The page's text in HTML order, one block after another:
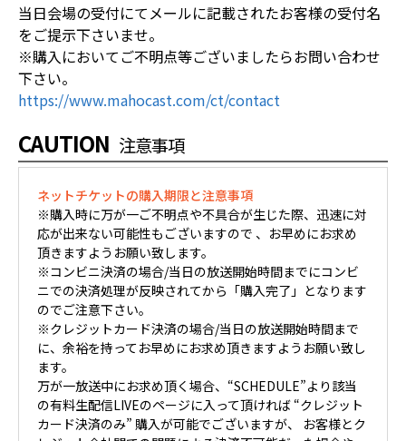
当日会場の受付にてメールに記載されたお客様の受付名
をご提示下さいませ。
※購入においてご不明点等ございましたらお問い合わせ
下さい。
https://www.mahocast.com/ct/contact
CAUTION 注意事項
ネットチケットの購入期限と注意事項
※購入時に万が一ご不明点や不具合が生じた際、迅速に対
応が出来ない可能性もございますので 、お早めにお求め
頂きますようお願い致します。
※コンビニ決済の場合/当日の放送開始時間までにコンビ
ニでの決済処理が反映されてから「購入完了」となります
のでご注意下さい。
※クレジットカード決済の場合/当日の放送開始時間まで
に、余裕を持ってお早めにお求め頂きますようお願い致し
ます。
万が一放送中にお求め頂く場合、“SCHEDULE”より該当
の有料生配信LIVEのページに入って頂ければ “クレジット
カード決済のみ” 購入が可能でございますが、 お客様とク